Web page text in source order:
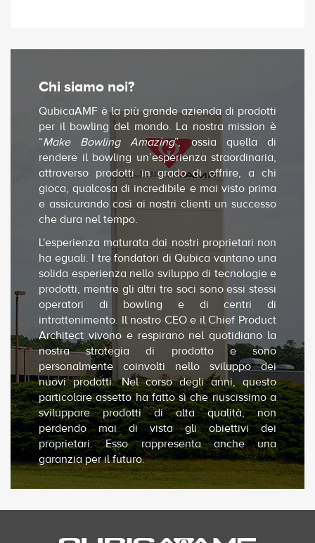
Chi siamo noi?
QubicaAMF è la più grande azienda di prodotti
per il bowling del mondo. La nostra mission è
“Make Bowling Amazing”, ossia quella di
rendere il bowling un’esperienza straordinaria,
attraverso prodotti in grado di offrire, a chi
gioca, qualcosa di incredibile e mai visto prima
e assicurando così ai nostri clienti un successo
che dura nel tempo.
L'esperienza maturata dai nostri proprietari non
ha eguali. I tre fondatori di Qubica vantano una
solida esperienza nello sviluppo di tecnologie e
prodotti, mentre gli altri tre soci sono essi stessi
operatori di bowling e di centri di
intrattenimento. Il nostro CEO e il Chief Product
Architect vivono e respirano nel quotidiano la
nostra strategia di prodotto e sono
personalmente coinvolti nello sviluppo dei
nuovi prodotti. Nel corso degli anni, questo
particolare assetto ha fatto sì che riuscissimo a
sviluppare prodotti di alta qualità, non
perdendo mai di vista gli obiettivi dei
proprietari. Esso rappresenta anche una
garanzia per il futuro.